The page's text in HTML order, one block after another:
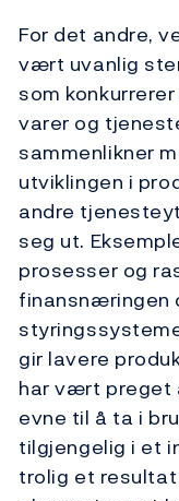
For det andre,
vært uvanlig
som
varer og
sammenlikner
utviklingen i
andre
seg ut.
prosesser og
finansnæringen
gir lavere
har vært preget
evne til å ta i
tilgjengelig i et
trolig et